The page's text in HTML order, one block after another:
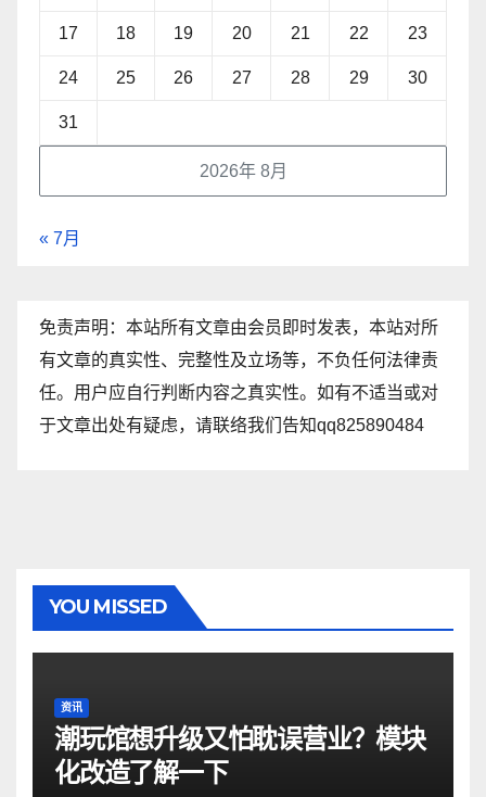
2026年 8月
17 18 19 20 21 22 23
24 25 26 27 28 29 30
31
« 7月
免责声明：本站所有文章由会员即时发表，本站对所
有文章的真实性、完整性及立场等，不负任何法律责
任。用户应自行判断内容之真实性。如有不适当或对
于文章出处有疑虑，请联络我们告知qq825890484
YOU MISSED
资讯
潮玩馆想升级又怕耽误营业？模块
化改造了解一下